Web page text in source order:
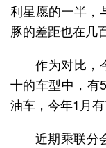
利星愿的一半，
豚的差距也在几
作为对比，
十的车型中，有
油车，今年1月有
近期乘联分